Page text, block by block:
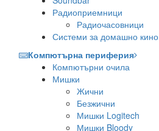
Радиоприемници
Радиочасовници
Системи за домашно кино
Компютърна периферия
Компютърни очила
Мишки
Жични
Безжични
Мишки Logitech
Мишки Bloody